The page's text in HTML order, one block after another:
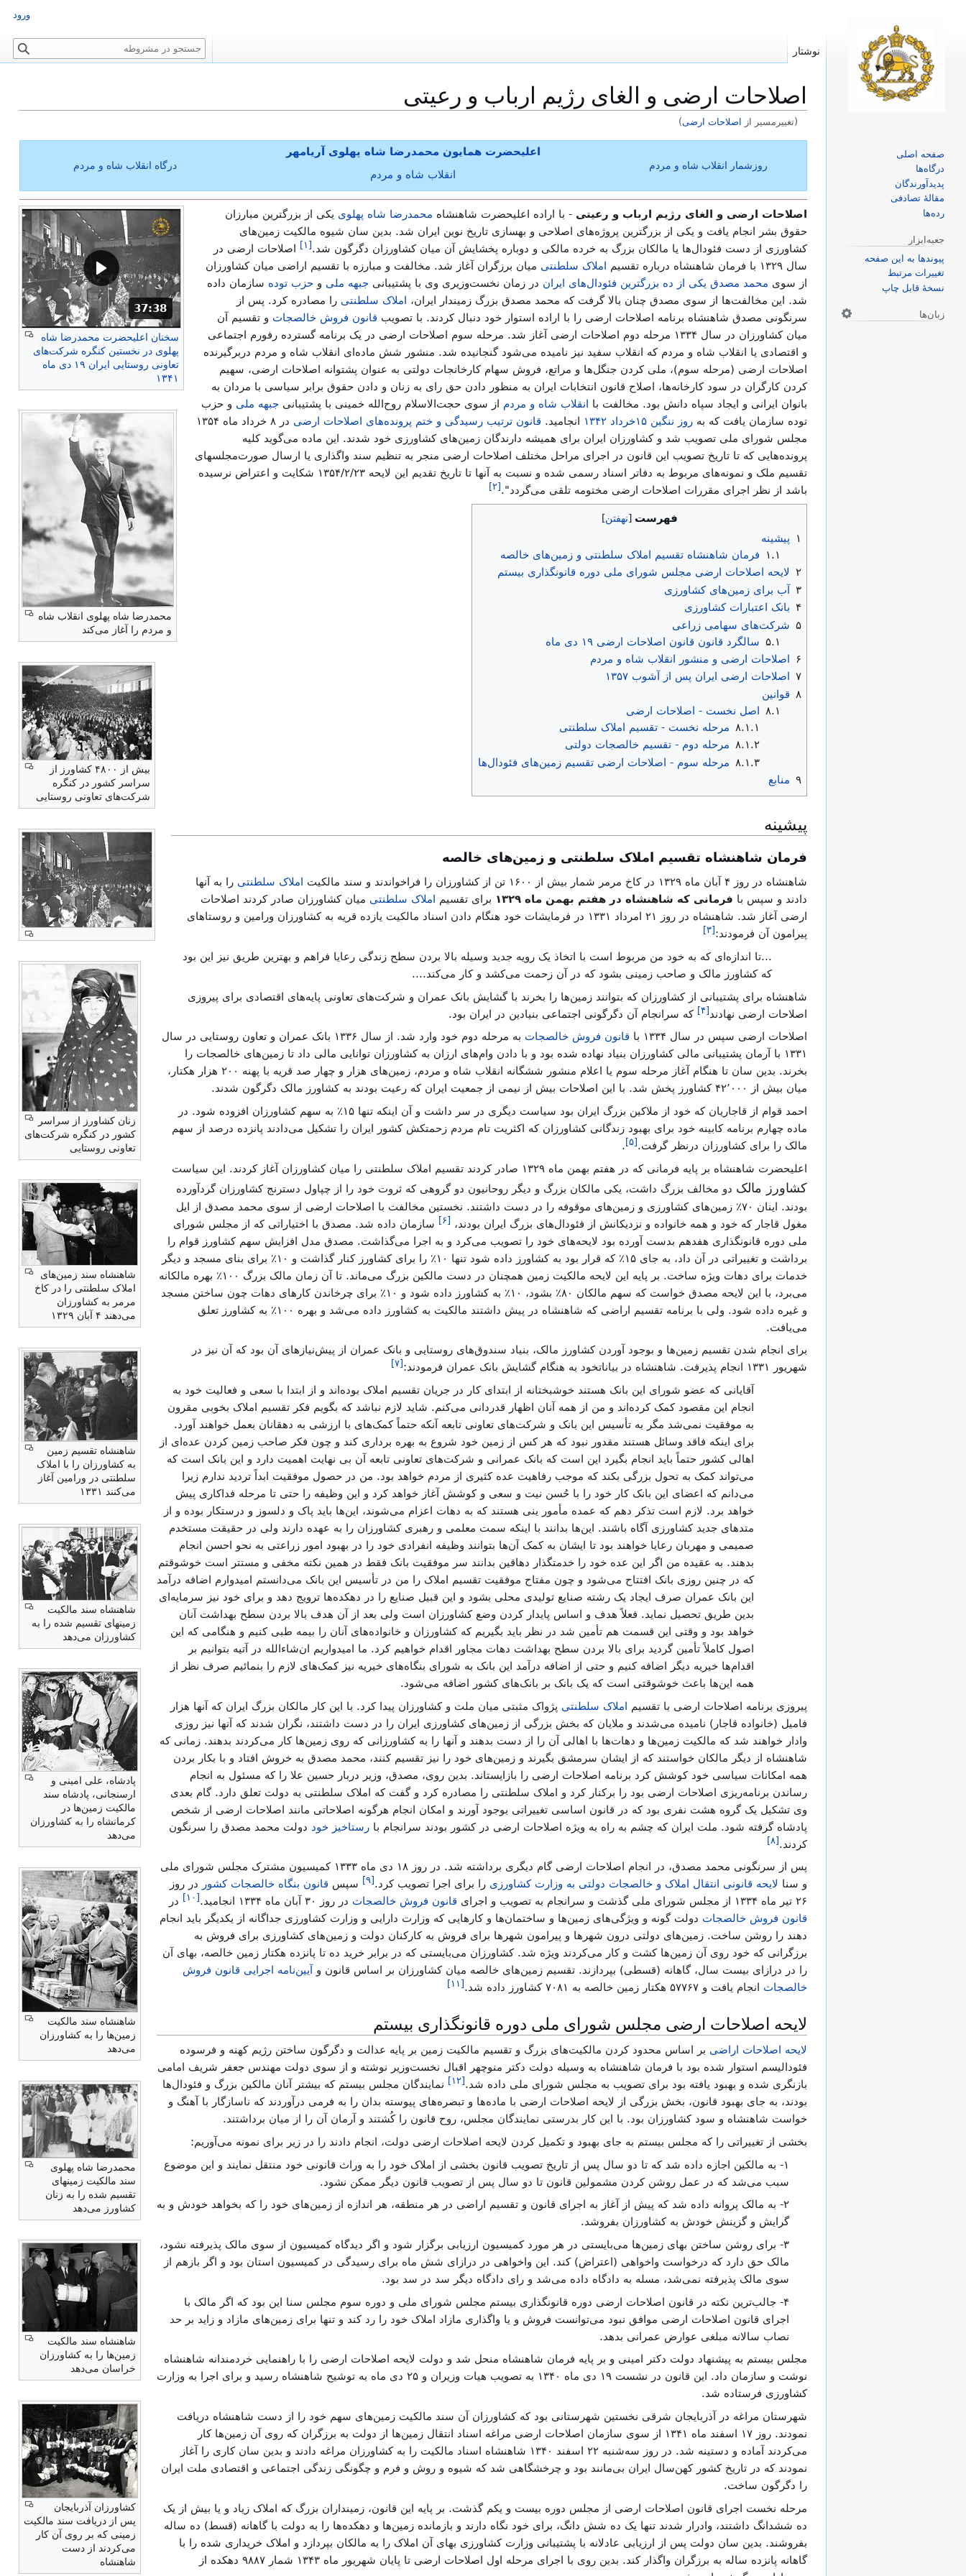
اصلاحات ارضی و الغای رژیم ارباب و رعیتی
(تغییرمسیر از اصلاحات ارضی)
روزشمار انقلاب شاه و مردم
اعلیحضرت همایون محمدرضا شاه پهلوی آریامهر
انقلاب شاه و مردم
درگاه انقلاب شاه و مردم
مدت: 37 دقیقه و 38 ثانیه
37:38
سخنان اعلیحضرت محمدرضا شاه
پهلوی در نخستین کنگره شرکت‌های
تعاونی روستایی ایران ۱۹ دی ماه
۱۳۴۱
محمدرضا شاه پهلوی انقلاب شاه
و مردم را آغاز می‌کند
بیش از ۴۸۰۰ کشاورز از
سراسر کشور در کنگره
شرکت‌های تعاونی روستایی
زنان کشاورز از سراسر
کشور در کنگره شرکت‌های
تعاونی روستایی
شاهنشاه سند زمین‌های
املاک سلطنتی را در کاخ
مرمر به کشاورزان
می‌دهند ۴ آبان ۱۳۲۹
شاهنشاه تقسیم زمین
به کشاورزان را با املاک
سلطنتی در ورامین آغاز
می‌کنند ۱۳۳۱
شاهنشاه سند مالکیت
زمینهای تقسیم شده را به
کشاورزان می‌دهد
پادشاه، علی امینی و
ارسنجانی، پادشاه سند
مالکیت زمین‌ها در
کرمانشاه را به کشاورزان
می‌دهد
شاهنشاه سند مالکیت
زمین‌ها را به کشاورزان
می‌دهد
محمدرضا شاه پهلوی
سند مالکیت زمینهای
تقسیم شده را به زنان
کشاورز می‌دهد
شاهنشاه سند مالکیت
زمین‌ها را به کشاورزان
خراسان می‌دهد
کشاورزان آذربایجان
پس از دریافت سند مالکیت
زمینی که بر روی آن کار
می‌کردند از دست
شاهنشاه
اصلاحات ارضی و الغای رژیم ارباب و رعیتی - با اراده اعلیحضرت شاهنشاه محمدرضا شاه پهلوی یکی از بزرگترین مبارزان
حقوق بشر انجام یافت و یکی از بزرگترین پروژه‌های اصلاحی و بهسازی تاریخ نوین ایران شد. بدین سان شیوه مالکیت زمین‌های
کشاورزی از دست فئودال‌ها یا مالکان بزرگ به خرده مالکی و دوباره پخشایش آن میان کشاورزان دگرگون شد.[ ۱ ] اصلاحات ارضی در
سال ۱۳۲۹ با فرمان شاهنشاه درباره تقسیم
املاک سلطنتی میان برزگران آغاز شد. مخالفت و مبارزه با تقسیم اراضی میان کشاورزان
از سوی محمد مصدق یکی از ده بزرگترین فئودال‌های ایران در زمان نخست‌وزیری وی با پشتیبانی جبهه ملی و حزب توده سازمان داده
شد. این مخالفت‌ها از سوی مصدق چنان بالا گرفت که محمد مصدق بزرگ زمیندار ایران، املاک سلطنتی را مصادره کرد. پس از
سرنگونی مصدق شاهنشاه برنامه اصلاحات ارضی را با اراده استوار خود دنبال کردند. با تصویب قانون فروش خالصجات و تقسیم آن
میان کشاورزان در سال ۱۳۳۴ مرحله دوم اصلاحات ارضی آغاز شد. مرحله سوم اصلاحات ارضی در یک برنامه گسترده رفورم اجتماعی
و اقتصادی یا انقلاب شاه و مردم که انقلاب سفید نیز نامیده می‌شود گنجانیده شد. منشور شش ماده‌ای انقلاب شاه و مردم دربرگیرنده
اصلاحات ارضی (مرحله سوم)، ملی کردن جنگل‌ها و مراتع، فروش سهام کارخانجات دولتی به عنوان پشتوانه اصلاحات ارضی، سهیم
کردن کارگران در سود کارخانه‌ها، اصلاح قانون انتخابات ایران به منظور دادن حق رای به زنان و دادن حقوق برابر سیاسی با مردان به
بانوان ایرانی و ایجاد سپاه دانش بود. مخالفت با انقلاب شاه و مردم از سوی حجت‌الاسلام روح‌الله خمینی با پشتیبانی جبهه ملی و حزب
توده سازمان یافت که به روز ننگین ۱۵خرداد ۱۳۴۲ انجامید. قانون ترتیب رسیدگی و ختم پرونده‌های اصلاحات ارضی
در ۸ خرداد ماه ۱۳۵۴
مجلس شورای ملی تصویب شد و کشاورزان ایران برای همیشه دارندگان زمین‌های کشاورزی خود شدند. این ماده می‌گوید کلیه
پرونده‌هایی که تا تاریخ تصویب این قانون در اجرای مراحل مختلف اصلاحات ارضی منجر به تنظیم سند واگذاری یا ارسال صورت‌مجلسهای
تقسیم ملک و نمونه‌های مربوط به دفاتر اسناد رسمی شده و نسبت به آنها تا تاریخ تقدیم این لایحه ۱۳۵۴/۲/۲۳ شکایت و اعتراض نرسیده
باشد از نظر اجرای مقررات اصلاحات ارضی مختومه تلقی می‌گردد".[۲]
فهرست
۱
پیشینه
۱.۱
فرمان شاهنشاه تقسیم املاک سلطنتی و زمین‌های خالصه
۲ لایحه اصلاحات ارضی مجلس شورای ملی دوره قانونگذاری بیستم
۳ آب برای زمین‌های کشاورزی
۴ بانک اعتبارات کشاورزی
۵ شرکت‌های سهامی زراعی
۵.۱ سالگرد قانون قانون اصلاحات ارضی ۱۹ دی ماه
۶
اصلاحات ارضی و منشور انقلاب شاه و مردم
۷
اصلاحات ارضی ایران پس از آشوب ۱۳۵۷
۸ قوانین
۸.۱ اصل نخست - اصلاحات ارضی
۸.۱.۱ مرحله نخست - تقسیم املاک سلطنتی
۸.۱.۲ مرحله دوم - تقسیم خالصجات دولتی
۸.۱.۳ مرحله سوم - اصلاحات ارضی تقسیم زمین‌های فئودال‌ها
۹ منابع
پیشینه
فرمان شاهنشاه تقسیم املاک سلطنتی و زمین‌های خالصه
شاهنشاه در روز ۴ آبان ماه ۱۳۲۹ در کاخ مرمر شمار بیش از ۱۶۰۰ تن از کشاورزان را فراخواندند و سند مالکیت املاک سلطنتی را به آنها
دادند و سپس با فرمانی که شاهنشاه در هفتم بهمن ماه ۱۳۲۹ برای تقسیم املاک سلطنتی میان کشاورزان صادر کردند اصلاحات
ارضی آغاز شد. شاهنشاه در روز ۲۱ امرداد ۱۳۳۱ در فرمایشات خود هنگام دادن اسناد مالکیت یازده قریه به کشاورزان ورامین و روستاهای
پیرامون آن فرمودند: [۳]
...تا اندازه‌ای که به خود من مربوط است با اتخاذ یک رویه جدید وسیله بالا بردن سطح زندگی رعایا فراهم و بهترین طریق نیز این بود
که کشاورز مالک و صاحب زمینی بشود که در آن زحمت می‌کشد و کار می‌کند....
شاهنشاه برای پشتیبانی از کشاورزان که بتوانند زمین‌ها را بخرند با گشایش بانک عمران و شرکت‌های تعاونی پایه‌های اقتصادی برای پیروزی
اصلاحات ارضی نهادند[۴] که سرانجام آن دگرگونی اجتماعی بنیادین در ایران بود.
اصلاحات ارضی سپس در سال ۱۳۳۴ با
قانون فروش خالصجات
به مرحله دوم خود وارد شد. از سال ۱۳۳۶ بانک عمران و تعاون روستایی در سال
۱۳۳۱ با آرمان پشتیبانی مالی کشاورزان بنیاد نهاده شده بود و با دادن وام‌های ارزان به کشاورزان توانایی مالی داد تا زمین‌های خالصجات را
بخرند. بدین سان تا هنگام آغاز مرحله سوم یا اعلام منشور ششگانه انقلاب شاه و مردم، زمین‌های هزار و چهار صد قریه با پهنه ۲۰۰ هزار هکتار،
میان بیش از ۴۲٬۰۰۰ کشاورز پخش شد. با این اصلاحات بیش از نیمی از جمعیت ایران که رعیت بودند به کشاورز مالک دگرگون شدند.
احمد قوام از قاجاریان که خود از ملاکین بزرگ ایران بود سیاست دیگری در سر داشت و آن اینکه تنها ۱۵٪ به سهم کشاورزان افزوده شود. در
ماده چهارم برنامه کابینه خود برای بهبود زندگانی کشاورزان که اکثریت تام مردم زحمتکش کشور ایران را تشکیل می‌دادند پانزده درصد از سهم
مالک را برای کشاورزان درنظر گرفت. [۵]
.
اعلیحضرت شاهنشاه بر پایه فرمانی که در هفتم بهمن ماه ۱۳۲۹ صادر کردند تقسیم املاک سلطنتی را میان کشاورزان آغاز کردند. این سیاست
کشاورز مالک دو مخالف بزرگ داشت، یکی مالکان بزرگ و دیگر روحانیون دو گروهی که ثروت خود را از چپاول دسترنج کشاورزان گردآورده
بودند. اینان ۷۰٪ زمین‌های کشاورزی و زمین‌های موقوفه را در دست داشتند. نخستین مخالفت با اصلاحات ارضی از سوی محمد مصدق از ایل
مغول قاجار که خود و همه خانواده و نزدیکانش از فئودال‌های بزرگ ایران بودند، [۶] سازمان داده شد. مصدق با اختیاراتی که از مجلس شورای
ملی دوره قانونگذاری هفدهم بدست آورده بود لایحه‌های خود را تصویب می‌کرد و به اجرا می‌گذاشت. مصدق مدل افزایش سهم کشاورز قوام را
برداشت و تغییراتی در آن داد، به جای ۱۵٪ که قرار بود به کشاورز داده شود تنها ۱۰٪ را برای کشاورز کنار گذاشت و ۱۰٪ برای بنای مسجد و دیگر
خدمات برای دهات ویژه ساخت. بر پایه این لایحه مالکیت زمین همچنان در دست مالکین بزرگ می‌ماند. تا آن زمان مالک بزرگ ۱۰۰٪ بهره مالکانه
می‌برد، با این لایحه مصدق خواست که سهم مالکان ۸۰٪ بشود، ۱۰٪ به کشاورز داده شود و ۱۰٪ برای چرخاندن کارهای دهات چون ساختن مسجد
و غیره داده شود. ولی با برنامه تقسیم اراضی که شاهنشاه در پیش داشتند مالکیت به کشاورز داده می‌شد و بهره ۱۰۰٪ به کشاورز تعلق
می‌یافت.
برای انجام شدن تقسیم زمین‌ها و بوجود آوردن کشاورز مالک، بنیاد سندوق‌های روستایی و بانک عمران از پیش‌نیازهای آن بود که آن نیز در
شهریور ۱۳۳۱ انجام پذیرفت. شاهنشاه در بیاناتخود به هنگام گشایش بانک عمران فرمودند:
[۷]
آقایانی که عضو شورای این بانک هستند خوشبختانه از ابتدای کار در جریان تقسیم املاک بوده‌اند و از ابتدا با سعی و فعالیت خود به
انجام این مقصود کمک کرده‌اند و من از همه آنان اظهار قدردانی می‌کنم. شاید لازم نباشد که بگویم فکر تقسیم املاک بخوبی مقرون
به موفقیت نمی‌شد مگر به تأسیس این بانک و شرکت‌های تعاونی تابعه آنکه حتماً کمک‌های با ارزشی به دهقانان بعمل خواهند آورد.
برای اینکه فاقد وسائل هستند مقدور نبود که هر کس از زمین خود شروع به بهره برداری کند و چون فکر صاحب زمین کردن عده‌ای از
اهالی کشور حتماً باید انجام بگیرد این است که بانک عمرانی و شرکت‌های تعاونی تابعه آن بی نهایت اهمیت دارد و این بانک است که
می‌تواند کمک به تحول بزرگی بکند که موجب رفاهیت عده کثیری از مردم خواهد بود. من در حصول موفقیت ابداً تردید ندارم زیرا
می‌دانم که اعضای این بانک کار خود را با حُسن نیت و سعی و کوشش آغاز خواهد کرد و این وظیفه را حتی تا مرحله فداکاری پیش
خواهد برد. لازم است تذکر دهم که عمده مأمور ینی هستند که به دهات اعزام می‌شوند، این‌ها باید پاک و دلسوز و درستکار بوده و از
متدهای جدید کشاورزی آگاه باشند. این‌ها بدانند با اینکه سمت معلمی و رهبری کشاورزان را به عهده دارند ولی در حقیقت مستخدم
صمیمی و مهربان رعایا خواهند بود تا ایشان به کمک آن‌ها بتوانند وظیفه انفرادی خود را در بهبود امور زراعتی به نحو احسن انجام
بدهند. به عقیده من اگر این عده خود را خدمتگذار دهاقین بدانند سر موفقیت بانک فقط در همین نکته مخفی و مستتر است خوشوقتم
که در چنین روزی بانک افتتاح می‌شود و چون مفتاح موفقیت تقسیم املاک را من در تأسیس این بانک می‌دانستم امیدوارم اضافه درآمد
این بانک عمران صرف ایجاد یک رشته صنایع تولیدی محلی بشود و این قبیل صنایع را در دهکده‌ها ترویج دهد و برای خود نیز سرمایه‌ای
بدین طریق تحصیل نماید. فعلاً هدف و اساس پایدار کردن وضع کشاورزان است ولی بعد از آن هدف بالا بردن سطح بهداشت آنان
خواهد بود و وقتی این قسمت هم تأمین شد در نظر باید بگیریم که کشاورزان و خانواده‌های آنان را بیمه طبی کنیم و هنگامی که این
اصول کاملاً تأمین گردید برای بالا بردن سطح بهداشت دهات مجاور اقدام خواهیم کرد. ما امیدواریم ان‌شاءالله در آتیه بتوانیم بر
اقدام‌ها خیریه دیگر اضافه کنیم و حتی از اضافه درآمد این بانک به شورای بنگاه‌های خیریه نیز کمک‌های لازم را بنمائیم صرف نظر از
همه این‌ها باعث خوشوقتی است که یک بانک بر بانک‌های کشور اضافه می‌شود.
پیروزی برنامه اصلاحات ارضی با تقسیم املاک سلطنتی پژواک مثبتی میان ملت و کشاورزان پیدا کرد. با این کار مالکان بزرگ ایران که آنها هزار
فامیل (خانواده قاجار) نامیده می‌شدند و ملایان که بخش بزرگی از زمین‌های کشاورزی ایران را در دست داشتند، نگران شدند که آنها نیز روزی
وادار خواهند شد که مالکیت زمین‌ها و دهات‌ها با اهالی آن را از دست بدهند و آنها را به کشاورزانی که روی زمین‌ها کار می‌کردند بدهند. زمانی که
شاهنشاه از دیگر مالکان خواستند که از ایشان سرمشق بگیرند و زمین‌های خود را نیز تقسیم کنند، محمد مصدق به خروش افتاد و با بکار بردن
همه امکانات سیاسی خود کوشش کرد برنامه اصلاحات ارضی را بازایستاند. بدین روی، مصدق، وزیر دربار حسین علا را که مسئول به انجام
رساندن برنامه‌ریزی اصلاحات ارضی بود را برکنار کرد و املاک سلطنتی را مصادره کرد و گفت که املاک سلطنتی به دولت تعلق دارد. گام بعدی
وی تشکیل یک گروه هشت نفری بود که در قانون اساسی تغییراتی بوجود آورند و امکان انجام هرگونه اصلاحاتی مانند اصلاحات ارضی از شخص
پادشاه گرفته شود. ملت ایران که چشم به راه به ویژه اصلاحات ارضی در کشور بودند سرانجام با رستاخیز خود دولت محمد مصدق را سرنگون
کردند.[۸]
پس از سرنگونی محمد مصدق، در انجام اصلاحات ارضی گام دیگری برداشته شد. در روز ۱۸ دی ماه ۱۳۳۳ کمیسیون مشترک مجلس شورای ملی
و سنا لایحه قانونی انتقال املاک و خالصجات دولتی به وزارت کشاورزی را برای اجرا تصویب کرد. [۹] سپس قانون بنگاه خالصجات کشور در روز
۲۶ تیر ماه ۱۳۳۴ از مجلس شورای ملی گذشت و سرانجام به تصویب و اجرای
قانون فروش خالصجات در روز ۳۰ آبان ماه ۱۳۳۴ انجامید. [ ۱۰ ] در
قانون فروش خالصجات دولت گونه و ویژگی‌های زمین‌ها و ساختمان‌ها و کارهایی که وزارت دارایی و وزارت کشاورزی جداگانه از یکدیگر باید انجام
دهند را روشن ساخت. زمین‌های دولتی درون شهرها و پیرامون شهرها برای فروش به کارکنان دولت و زمین‌های کشاورزی برای فروش به
برزگرانی که خود روی آن زمین‌ها کشت و کار می‌کردند ویژه شد. کشاورزان می‌بایستی که در برابر خرید ده تا پانزده هکتار زمین خالصه، بهای آن
را در درازای بیست سال، گاهانه (قسطی) بپردازند. تقسیم زمین‌های خالصه میان کشاورزان بر اساس قانون و
آیین‌نامه اجرایی قانون فروش
خالصجات انجام یافت و ۵۷۷۶۷ هکتار زمین خالصه به ۷۰۸۱ کشاورز داده شد. [ ۱۱ ]
لایحه اصلاحات ارضی مجلس شورای ملی دوره قانونگذاری بیستم
لایحه اصلاحات اراضی بر اساس محدود کردن مالکیت‌های بزرگ و تقسیم مالکیت زمین بر پایه عدالت و دگرگون ساختن رژیم کهنه و فرسوده
فئودالیسم استوار شده بود با فرمان شاهنشاه به وسیله دولت دکتر منوچهر اقبال نخست‌وزیر نوشته و از سوی دولت مهندس جعفر شریف امامی
بازنگری شده و بهبود یافته بود برای تصویب به مجلس شورای ملی داده شد. [۱۲ ] نمایندگان مجلس بیستم که بیشتر آنان مالکین بزرگ و فئودال‌ها
بودند، به جای بهبود قانون، بخش بزرگی از لایحه اصلاحات ارضی با ماده‌ها و تبصره‌های پیوسته بدان را به فرمی درآوردند که ناسازگار با آهنگ و
خواست شاهنشاه و سود کشاورزان بود. با این کار بدرستی نمایندگان مجلس، روح قانون را کُشتند و آرمان آن را از میان برداشتند.
بخشی از تغییراتی را که مجلس بیستم به جای بهبود و تکمیل کردن لایحه اصلاحات ارضی دولت، انجام دادند را در زیر برای نمونه می‌آوریم:
۱- به مالکین اجازه داده شد که تا دو سال پس از تاریخ تصویب قانون بخشی از املاک خود را به وراث قانونی خود منتقل نمایند و این موضوع
سبب می‌شد که در عمل روشن کردن مشمولین قانون تا دو سال پس از تصویب قانون دیگر ممکن نشود.
۲- به مالک پروانه داده شد که پیش از آغاز به اجرای قانون و تقسیم اراضی در هر منطقه، هر اندازه از زمین‌های خود را که بخواهد خودش و به
گرایش و گزینش خودش به کشاورزان بفروشد.
۳- برای روشن ساختن بهای زمین‌ها می‌بایستی در هر مورد کمیسیون ارزیابی برگزار شود و اگر دیدگاه کمیسیون از سوی مالک پذیرفته نشود،
مالک حق دارد که درخواست واخواهی (اعتراض) کند. این واخواهی در درازای شش ماه برای رسیدگی در کمیسیون استان بود و اگر بازهم از
سوی مالک پذیرفته نمی‌شد، مسله به دادگاه داده می‌شد و رای دادگاه دیگر سد در سد بود.
۴- جالب‌ترین نکته در قانون اصلاحات ارضی دوره قانونگذاری بیستم مجلس شورای ملی و دوره سوم مجلس سنا این بود که اگر مالک با
اجرای قانون اصلاحات ارضی موافق نبود می‌توانست فروش و یا واگذاری مازاد املاک خود را رد کند و تنها برای زمین‌های مازاد و زاید بر حد
نصاب سالانه مبلغی عوارض عمرانی بدهد.
مجلس بیستم به پیشنهاد دولت دکتر امینی و بر پایه فرمان شاهنشاه منحل شد و دولت لایحه اصلاحات ارضی را با راهنمایی خردمندانه شاهنشاه
نوشت و سازمان داد. این قانون در نشست ۱۹ دی ماه ۱۳۴۰ به تصویب هیات وزیران و ۲۵ دی ماه به توشیح شاهنشاه رسید و برای اجرا به وزارت
کشاورزی فرستاده شد.
شهرستان مراغه در آذربایجان شرقی نخستین شهرستانی بود که کشاورزان آن سند مالکیت زمین‌های سهم خود را از دست شاهنشاه دریافت
نمودند. روز ۱۷ اسفند ماه ۱۳۴۱ از سوی سازمان اصلاحات ارضی مراغه اسناد انتقال زمین‌ها از دولت به برزگران که روی آن زمین‌ها کار
می‌کردند آماده و دستینه شد. در روز سه‌شنبه ۲۲ اسفند ۱۳۴۰ شاهنشاه اسناد مالکیت را به کشاورزان مراغه دادند و بدین سان کاری را آغاز
نمودند که در تاریخ کشور کهن‌سال ایران بی‌مانند بود و چرخشگاهی شد که شیوه و روش و فرم و چگونگی زندگی اجتماعی و اقتصادی ملت ایران
را دگرگون ساخت.
مرحله نخست اجرای قانون اصلاحات ارضی از مجلس دوره بیست و یکم گذشت. بر پایه این قانون، زمینداران بزرگ که املاک زیاد و یا بیش از یک
ده ششدانگ داشتند، وادرار شدند تنها یک ده شش دانگ، برای خود نگاه دارند و بازمانده زمین‌ها و دهکده‌ها را به دولت با گاهانه (قسط) ده ساله
بفروشند. بدین سان دولت پس از ارزیابی عادلانه با پشتیبانی وزارت کشاورزی بهای آن املاک را به مالکان بپردازد و املاک خریداری شده را با
گاهانه پانزده ساله به برزگران واگذار کند. بدین روی با اجرای مرحله اول اصلاحات ارضی تا پایان شهریور ماه ۱۳۴۳ شمار ۹۸۸۷ دهکده از
ورود
نوشتار
ج
س
و
صفحه اصلی
درگاه‌ها
پدیدآورندگان
مقالهٔ تصادفی
رده‌ها
جعبه‌ابزار
پیوندها به این صفحه
تغییرات مرتبط
نسخهٔ قابل چاپ
زبان‌ها